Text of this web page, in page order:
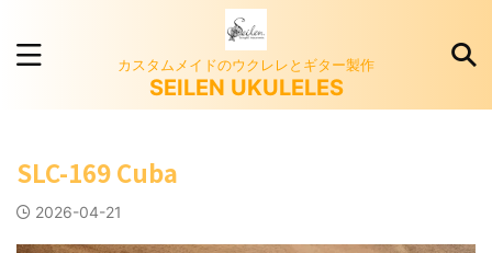
カスタムメイドのウクレレとギター製作
SEILEN UKULELES
SLC-169 Cuba
2026-04-21